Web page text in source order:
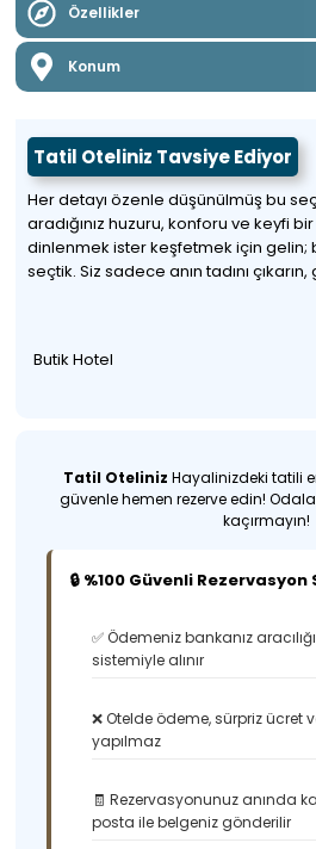
Özellikler
Konum
Tatil Oteliniz Tavsiye Ediyor
Her detayı özenle düşünülmüş bu
aradığınız huzuru, konforu ve keyfi
dinlenmek ister keşfetmek için gelin;
seçtik. Siz sadece anın tadını
Butik Hotel
Tatil Oteliniz Hayalinizdeki tatili
güvenle hemen rezerve edin!
kaçırmayın!
🔒 %100 Güvenli
✅ Ödemeniz bankanız
sistemiyle alınır
❌ Otelde ödeme, sürpriz ücret
yapılmaz
🧾 Rezervasyonunuz anında
posta ile belgeniz gönderilir